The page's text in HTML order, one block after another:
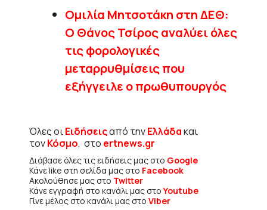
Ομιλία Μητσοτάκη στη ΔΕΘ:
Ο Θάνος Τσίρος αναλύει όλες
τις φορολογικές
μεταρρυθμίσεις που
εξήγγειλε ο πρωθυπουργός
Όλες οιΕιδήσειςαπό τηνΕλλάδακαι
τονΚόσμο, στο ertnews.gr
Διάβασε όλες τις ειδήσεις μας στο Google
Κάνε like στη σελίδα μας στο Facebook
Ακολούθησε μας στο Twitter
Κάνε εγγραφή στο κανάλι μας στοYoutube
Γίνε μέλος στο κανάλι μας στο Viber